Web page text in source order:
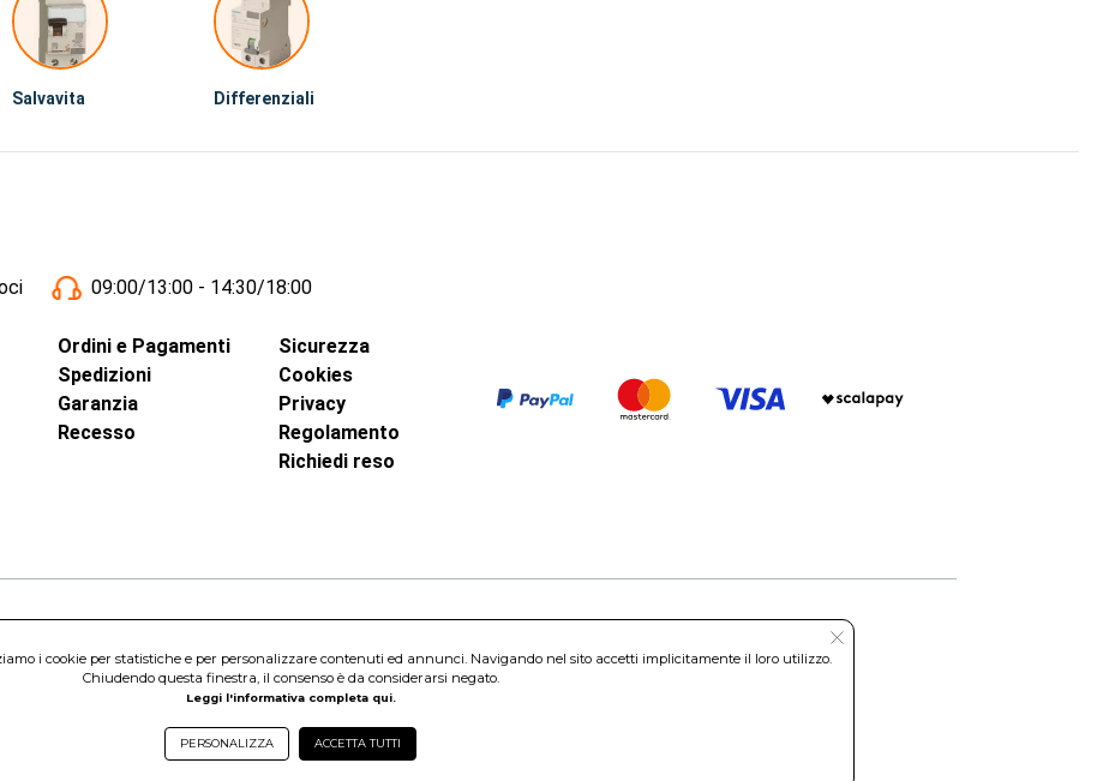
Salvavita Differenziali
09:00/13:00 - 14:30/18:00
Ordini e Pagamenti
Spedizioni
Garanzia
Recesso
Sicurezza
Cookies
Privacy
Regolamento
Richiedi reso
40 - 00015 Monterotondo Scalo (RM)
Capitale Sociale 1.600.000,00 Euro i.v. Iscritto al Registro delle Imprese di Roma REA: RM-535144
Scalo (RM) - Telefono:06.90095358
i cookie per statistiche e per personalizzare contenuti ed annunci. Navigando nel sito accetti implicitamente il loro utilizzo.
Chiudendo questa finestra, il consenso è da considerarsi negato.
Leggi l'informativa completa qui.
PERSONALIZZA ACCETTA TUTTI